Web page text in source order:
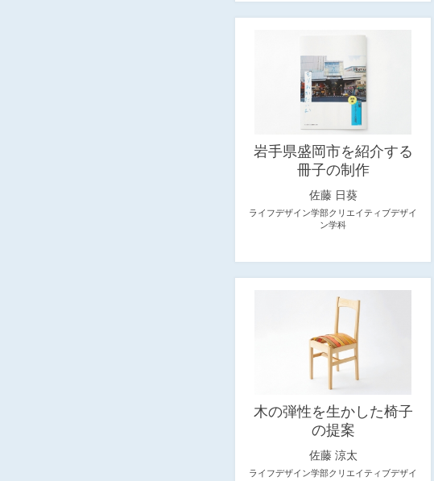
岩手県盛岡市を紹介する
冊子の制作
佐藤 日葵
ライフデザイン学部クリエイティブデザイ
ン学科
木の弾性を生かした椅子
の提案
佐藤 涼太
ライフデザイン学部クリエイティブデザイ